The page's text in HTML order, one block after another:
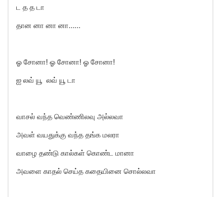
ட த த டா
தான னா னா னா……
ஓ சோனா! ஓ சோனா! ஓ சோனா!
ஐ லவ் யூ லவ் யூ டா
வாசல் வந்த வெண்ணிலவு அல்லவா
அவள் வயதுக்கு வந்த தங்க மலரா
வாழை தண்டு கால்கள் கொண்ட மானா
அவளை காதல் செய்த கதையினை சொல்லவா